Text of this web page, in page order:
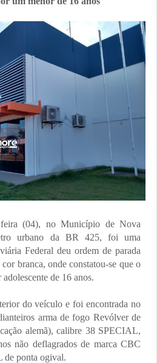
(04), no Município de Nova
urbano da BR 425, foi uma
Federal deu ordem de parada
branca, onde constatou-se que o
de 16 anos.
do veículo e foi encontrada no
arma de fogo Revólver de
alemã), calibre 38 SPECIAL,
não deflagrados de marca CBC
de ponta ogival.